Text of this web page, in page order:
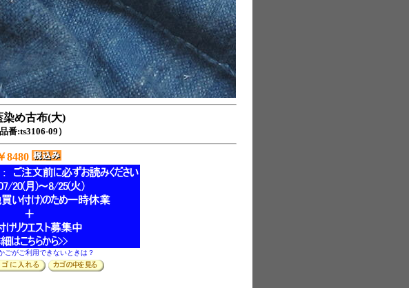
染め古布(大)
品番:ts3106-09）
8480
ごがご利用できないときは？